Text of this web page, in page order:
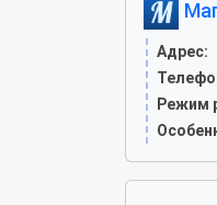
Адрес:
Режим